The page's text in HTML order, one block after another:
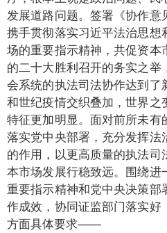
发展道路问题。签署《协作
携手贯彻落实习近平法治思
场的重要指示精神，共促资
的二十大胜利召开的务实之
会系统的执法司法协作达到
和世纪疫情交织叠加，世界
特征更加明显。面对前所未
落实党中央部署，充分发挥
的作用，以更高质量的执法
本市场发展行稳致远。围绕
重要指示精神和党中央决策
作成效，协同证监部门落实
方面具体要求——